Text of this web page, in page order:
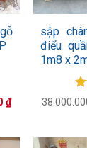
₫Giá
hiện
50.000.000 ₫.
sập
điểu
1m8 x